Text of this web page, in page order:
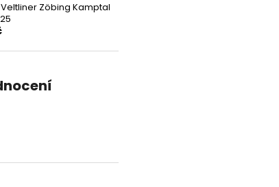
Zöbing Kamptal
je 4 z 5 hvězdiček.